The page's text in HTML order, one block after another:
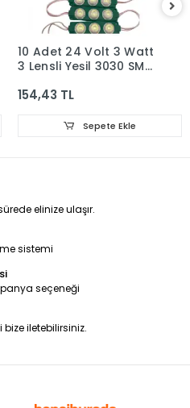
10 Adet 24 Volt 3 Watt
3 Lensli Yeşil 3030 SMD
154,43 TL
Sepete Ekle
elinize ulaşır.
sistemi
seçeneği
bize iletebilirsiniz.